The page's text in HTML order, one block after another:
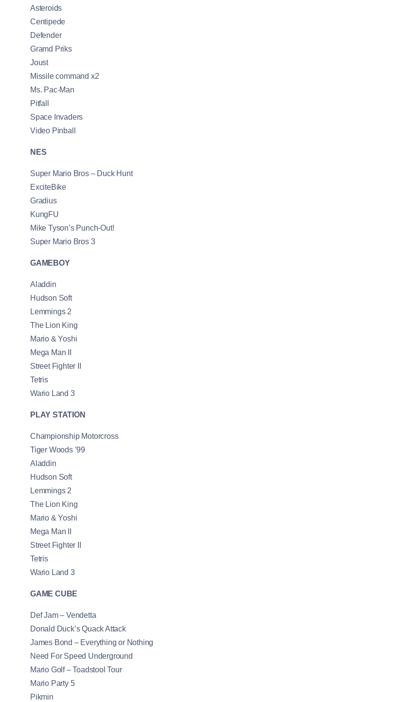
Asteroids
Centipede
Defender
Gramd Priks
Joust
Missile command x2
Ms. Pac-Man
Pitfall
Space Invaders
Video Pinball
NES
Super Mario Bros – Duck Hunt
ExciteBike
Gradius
KungFU
Mike Tyson’s Punch-Out!
Super Mario Bros 3
GAMEBOY
Aladdin
Hudson Soft
Lemmings 2
The Lion King
Mario & Yoshi
Mega Man II
Street Fighter II
Tetris
Wario Land 3
PLAY STATION
Championship Motorcross
Tiger Woods ’99
Aladdin
Hudson Soft
Lemmings 2
The Lion King
Mario & Yoshi
Mega Man II
Street Fighter II
Tetris
Wario Land 3
GAME CUBE
Def Jam – Vendetta
Donald Duck’s Quack Attack
James Bond – Everything or Nothing
Need For Speed Underground
Mario Golf – Toadstool Tour
Mario Party 5
Pikmin